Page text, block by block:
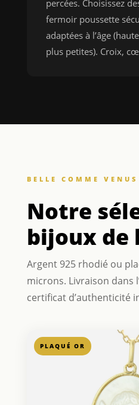
percées. Choisissez
fermoir poussette
adaptées à l’âge
plus petites). Croix,
BELLE COMME VENUS
Notre
bijoux de
Argent 925 rhodié ou
microns. Livraison dans
certificat d’authenticité
PLAQUÉ OR